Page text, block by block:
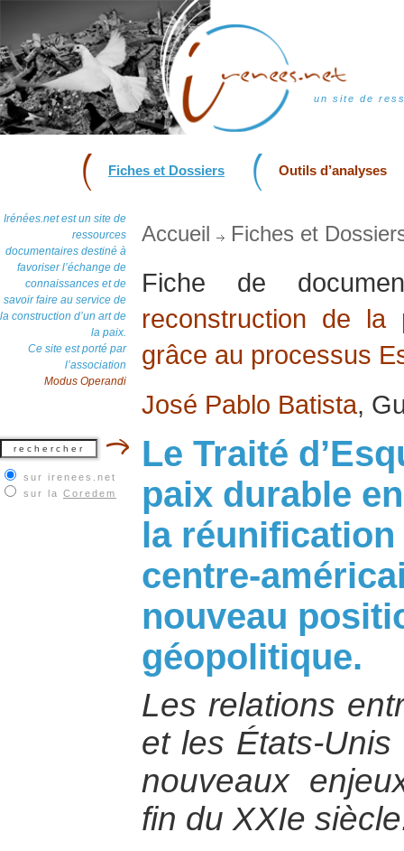
un site de
Fiches et Dossiers Outils d’analyses
Irénées.net est un site de
ressources
documentaires destiné à
favoriser l’échange de
connaissances et de
savoir faire au service de
la construction d’un art de
la paix.
Ce site est porté par
l’association
Modus Operandi
sur irenees.net
sur la Coredem
Accueil Fiches et
Fiche de
reconstruction de la
grâce au processus
José Pablo Batista,
Le Traité
paix durable
la
centre-
nouveau
géopolitique.
Les relations
et les États-
nouveaux
fin du XXIe